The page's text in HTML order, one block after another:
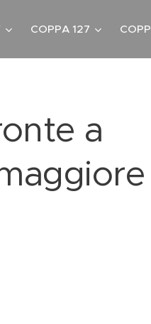
COPPA 127
a